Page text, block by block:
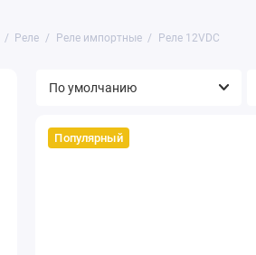
Реле Реле импортные Реле 12VDC
Популярный